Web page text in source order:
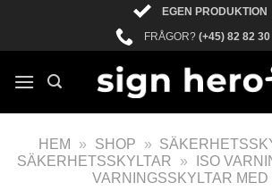
EGEN PRODUKTION
FRÅGOR? (+45) 82 82
HEM » SHOP »
SÄKERHETSSKYLTAR
» ISO
VARNINGSSKYLTAR MED